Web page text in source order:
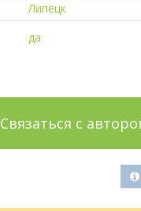
Липецк
да
Связаться с